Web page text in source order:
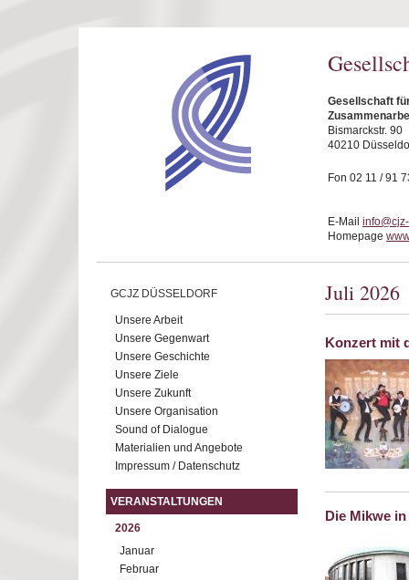
Gesellschaft
Bismarckstr. 90
40210
Fon 02 11 / 91
E-Mail
Homepage
GCJZ DÜSSELDORF
Unsere Arbeit
Unsere Gegenwart
Unsere Geschichte
Unsere Ziele
Unsere Zukunft
Unsere Organisation
Sound of Dialogue
Materialien und Angebote
Impressum / Datenschutz
VERANSTALTUNGEN
2026
Januar
Februar
Juli 2026
Konzert mit
Die Mikwe